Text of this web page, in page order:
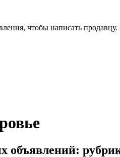
чтобы написать продавцу.
объявлений: